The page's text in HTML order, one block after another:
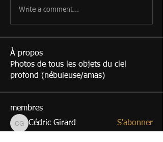
Write a comment...
À propos
Photos de tous les objets du ciel
profond (nébuleuse/amas)
membres
Cédric Girard
Cédric Girard
S'abonner